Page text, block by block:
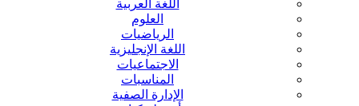
اللغة العربية
العلوم
الرياضيات
اللغة الإنجليزية
الاجتماعيات
المناسبات
الإدارة الصفية